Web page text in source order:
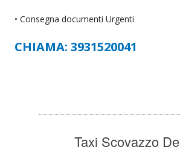
• Consegna documenti Urgenti
CHIAMA: 3931520041
Taxi Scovazzo